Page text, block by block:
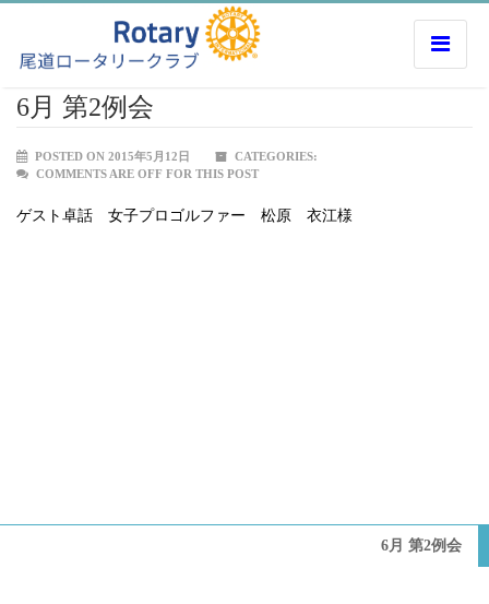
6月 第2例会
POSTED ON 2015年5月12日
CATEGORIES:
COMMENTS ARE OFF FOR THIS POST
ゲスト卓話 女子プロゴルファー 松原 衣江様
6月 第2例会